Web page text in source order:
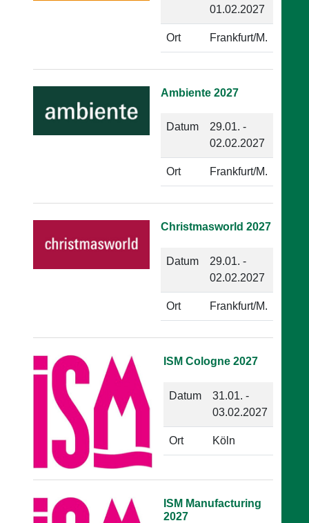
01.02.2027
Ort Frankfurt/M.
Ambiente 2027
Datum
29.01. -
02.02.2027
Ort Frankfurt/M.
Christmasworld 2027
Datum
29.01. -
02.02.2027
Ort Frankfurt/M.
ISM Cologne 2027
Datum
31.01. -
03.02.2027
Ort Köln
ISM Manufacturing
2027